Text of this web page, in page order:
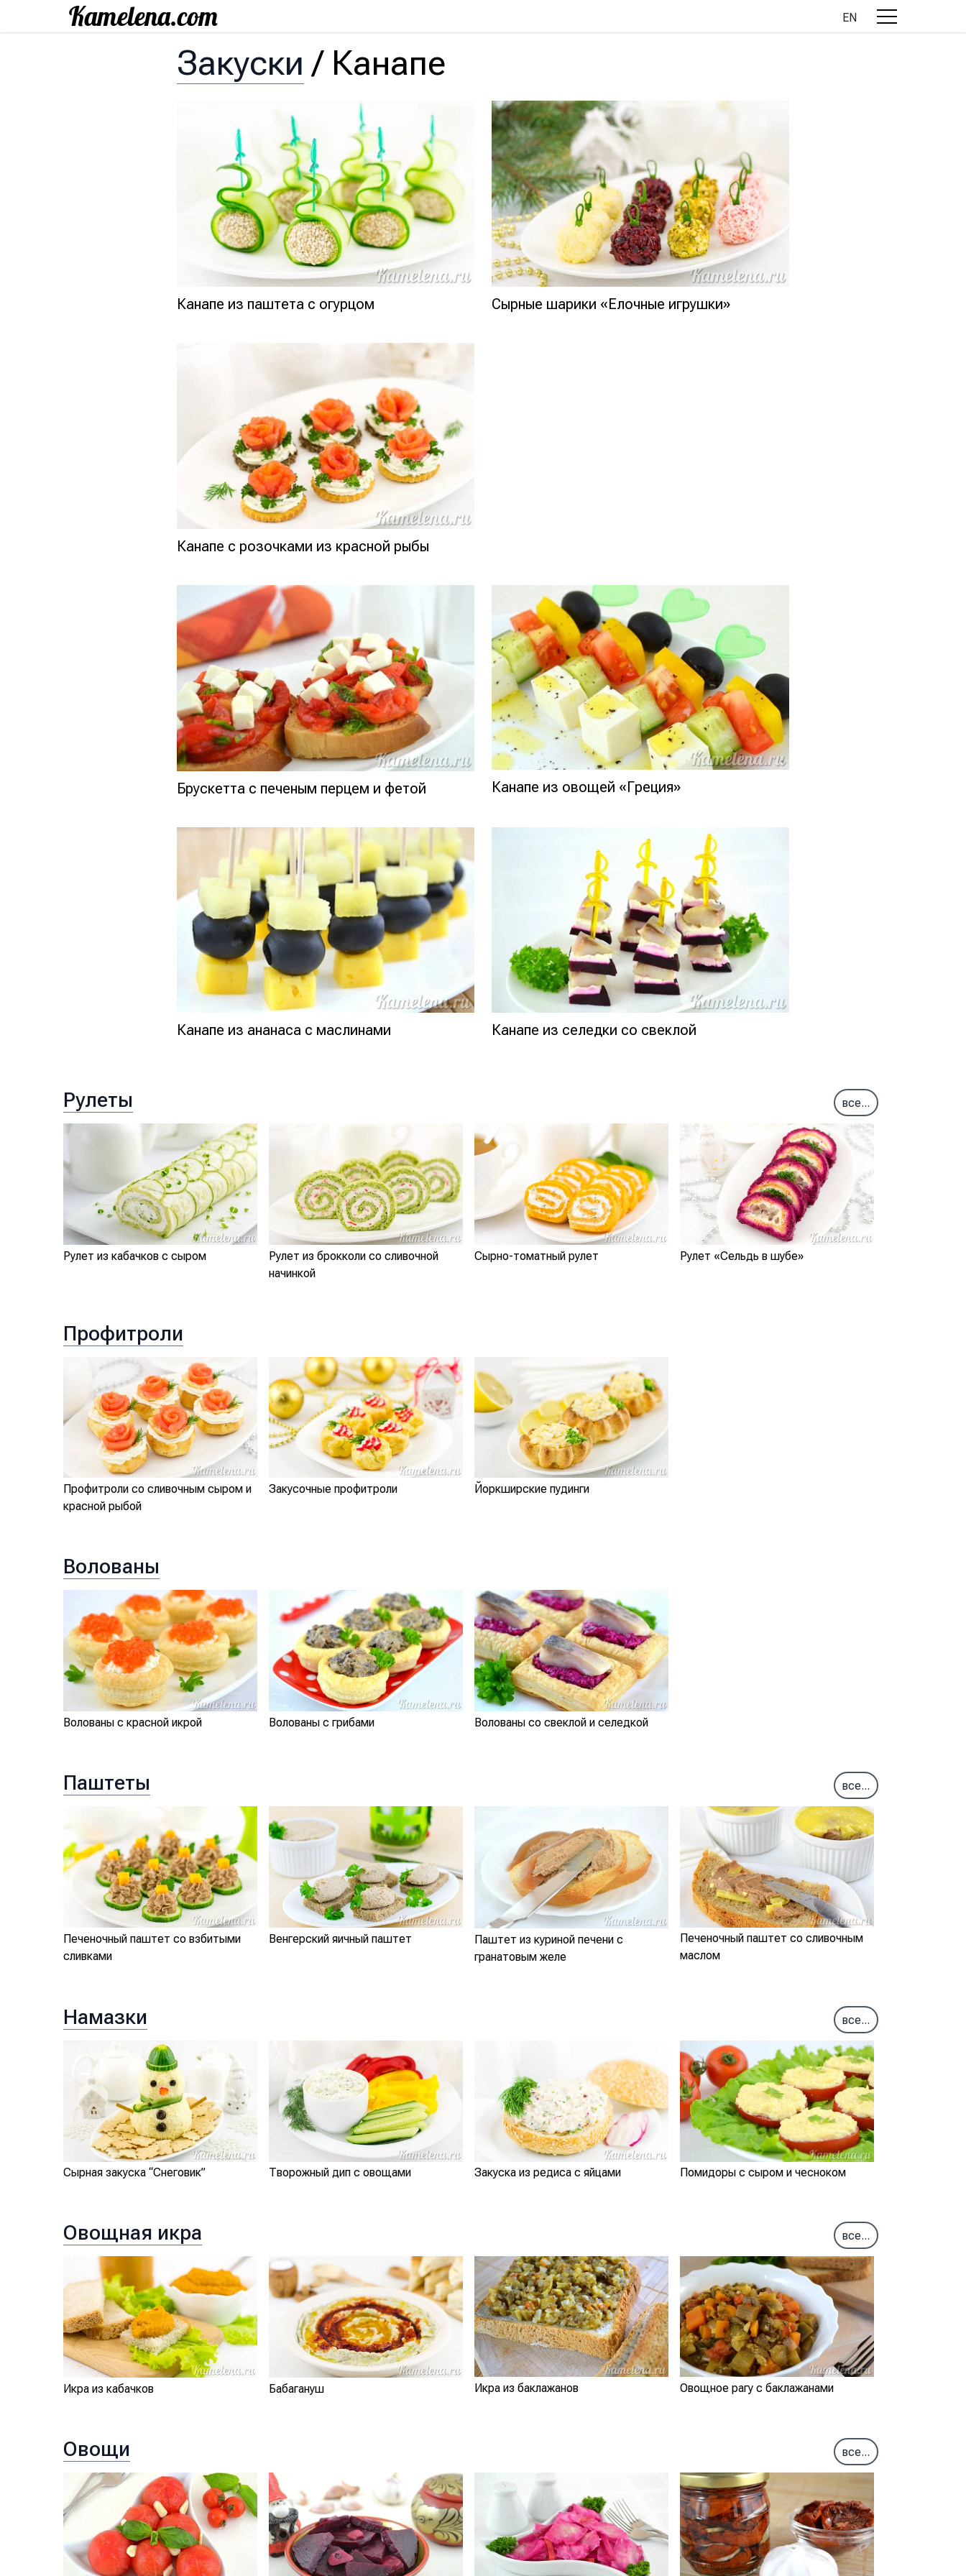
EN
Закуски / Канапе
Канапе из паштета с огурцом Сырные шарики «Елочные игрушки»
Канапе с розочками из красной рыбы
Брускетта с печеным перцем и фетой Канапе из овощей «Греция»
Канапе из ананаса с маслинами Канапе из селедки со свеклой
Рулеты все...
Рулет из кабачков с сыром
Рулет из брокколи со сливочной
начинкой
Сырно-томатный рулет Рулет «Сельдь в шубе»
Профитроли
Профитроли со сливочным сыром и
красной рыбой
Закусочные профитроли Йоркширские пудинги
Волованы
Волованы с красной икрой Волованы с грибами Волованы со свеклой и селедкой
Паштеты все...
Печеночный паштет со взбитыми
сливками
Венгерский яичный паштет
Паштет из куриной печени с
гранатовым желе
Печеночный паштет со сливочным
маслом
Намазки все...
Сырная закуска “Снеговик” Творожный дип с овощами Закуска из редиса с яйцами Помидоры с сыром и чесноком
Овощная икра все...
Икра из кабачков Бабагануш Икра из баклажанов Овощное рагу с баклажанами
Овощи все...